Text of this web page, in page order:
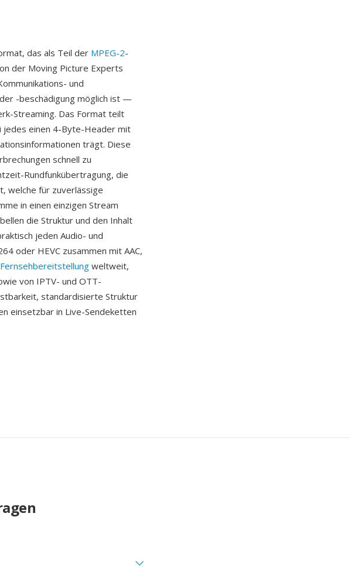
das als Teil der MPEG-2-
der Moving Picture Experts
und
-beschädigung möglich ist —
Streaming. Das Format teilt
jedes einen 4-Byte-Header mit
trägt. Diese
schnell zu
Rundfunkübertragung, die
welche für zuverlässige
in einen einzigen Stream
die Struktur und den Inhalt
jeden Audio- und
oder HEVC zusammen mit AAC,
weltweit,
von IPTV- und OTT-
standardisierte Struktur
einsetzbar in Live-Sendeketten